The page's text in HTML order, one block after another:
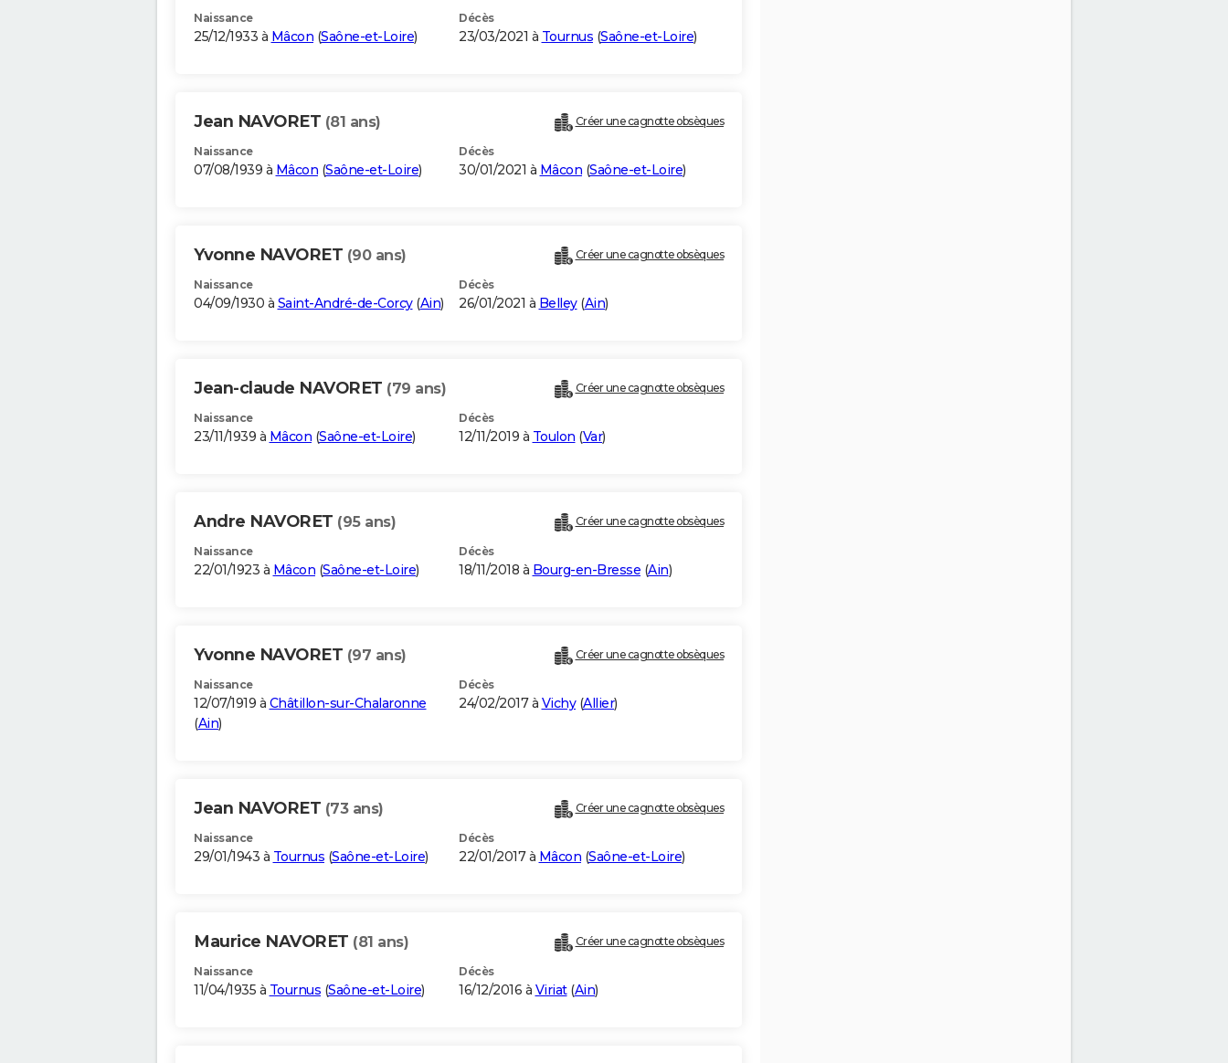
Naissance
25/12/1933 à Mâcon (Saône-et-Loire)
Décès
23/03/2021 à Tournus (Saône-et-Loire)
Jean NAVORET (81 ans) Créer une cagnotte obsèques
Naissance
07/08/1939 à Mâcon (Saône-et-Loire)
Décès
30/01/2021 à Mâcon (Saône-et-Loire)
Yvonne NAVORET (90 ans) Créer une cagnotte obsèques
Naissance
04/09/1930 à Saint-André-de-Corcy(Ain)
Décès
26/01/2021 à Belley(Ain)
Jean-claude NAVORET (79 ans) Créer une cagnotte obsèques
Naissance
23/11/1939 à Mâcon (Saône-et-Loire)
Décès
12/11/2019 à Toulon (Var)
Andre NAVORET (95 ans) Créer une cagnotte obsèques
Naissance
22/01/1923 à Mâcon (Saône-et-Loire)
Décès
18/11/2018 à Bourg-en-Bresse (Ain)
Yvonne NAVORET (97 ans) Créer une cagnotte obsèques
Naissance
12/07/1919 à Châtillon-sur-Chalaronne
(Ain)
Décès
24/02/2017 à Vichy(Allier)
Jean NAVORET (73 ans) Créer une cagnotte obsèques
Naissance
29/01/1943 à Tournus (Saône-et-Loire)
Décès
22/01/2017 à Mâcon (Saône-et-Loire)
Maurice NAVORET (81 ans) Créer une cagnotte obsèques
Naissance
11/04/1935 à Tournus (Saône-et-Loire)
Décès
16/12/2016 à Viriat(Ain)